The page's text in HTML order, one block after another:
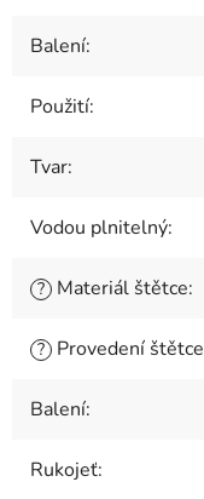
Balení:
Použití:
Tvar:
Vodou plnitelný:
? Materiál štětce:
? Provedení štětce
Balení:
Rukojeť: